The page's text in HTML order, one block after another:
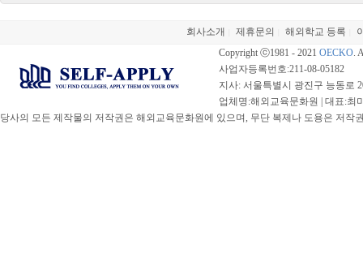
회사소개 제휴문의 해외학교 등록
Copyright ⓒ1981 - 2021 OECKO.
사업자등록번호:211-08-05182
지사: 서울특별시 광진구 능동로
업체명:해외교육문화원 | 대표:최
당사의 모든 제작물의 저작권은 해외교육문화원에 있으며, 무단 복제나 도용은 저